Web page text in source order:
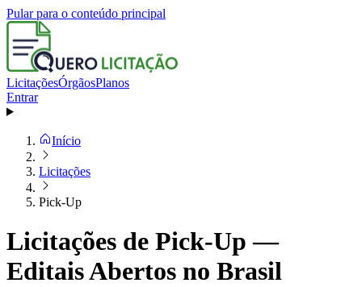
Pular para o conteúdo principal
LicitaçõesÓrgãosPlanos
Entrar
Início
Licitações
Pick-Up
Licitações de Pick-Up —
Editais Abertos no Brasil